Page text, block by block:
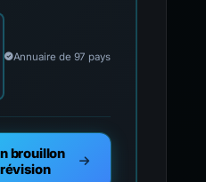
pays pour les contacts
Annuaire de 97 pays
brouillon